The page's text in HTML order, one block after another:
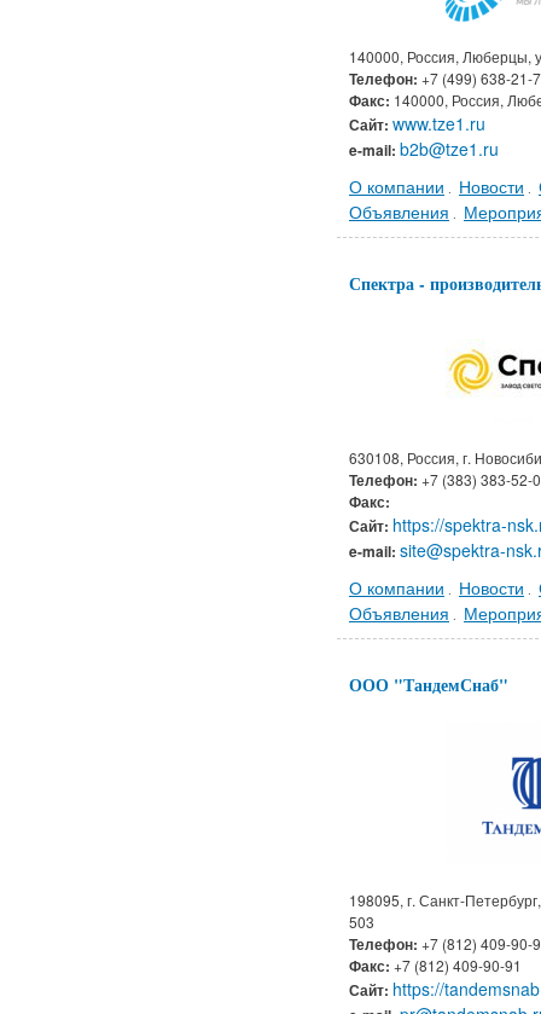
140000, Россия, Люберцы,
Телефон: +7 (499) 638-21-
Факс: 140000, Россия,
Сайт: www.tze1.ru
e-mail: b2b@tze1.ru
О компании . Новости .
Объявления .
Спектра -
630108, Россия, г.
Телефон: +7 (383) 383-52-
Факс:
Сайт: https://spektra-
e-mail: site@spektra-
О компании . Новости .
Объявления .
ООО "ТандемСнаб"
198095, г. Санкт-
503
Телефон: +7 (812) 409-90-
Факс: +7 (812) 409-90-91
Сайт: https://